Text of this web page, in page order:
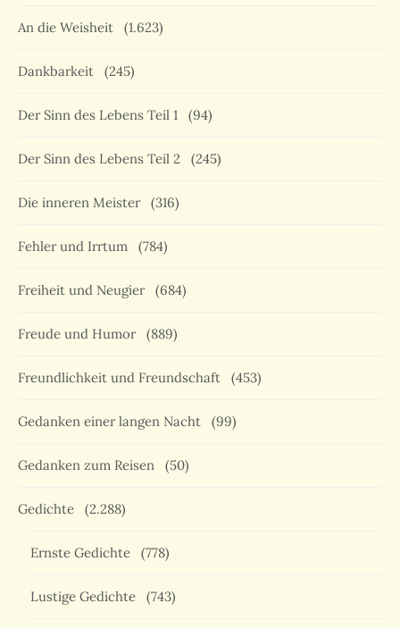
An die Weisheit (1.623)
Dankbarkeit (245)
Der Sinn des Lebens Teil 1 (94)
Der Sinn des Lebens Teil 2 (245)
Die inneren Meister (316)
Fehler und Irrtum (784)
Freiheit und Neugier (684)
Freude und Humor (889)
Freundlichkeit und Freundschaft (453)
Gedanken einer langen Nacht (99)
Gedanken zum Reisen (50)
Gedichte (2.288)
Ernste Gedichte (778)
Lustige Gedichte (743)